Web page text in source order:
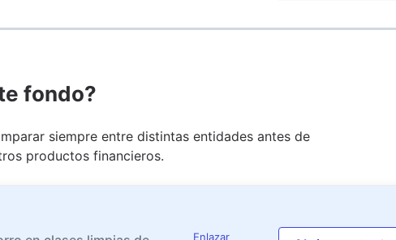
fondo?
siempre entre distintas entidades antes de
productos financieros.
Enlazar